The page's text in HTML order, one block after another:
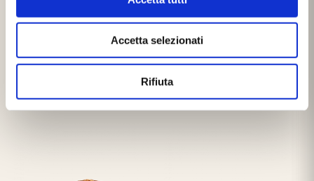
Accetta selezionati
Rifiuta
PAN SALATO
PAN SALATO
14,00€